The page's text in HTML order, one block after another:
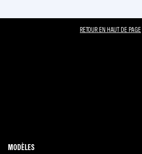
RETOUR EN HAUT DE PAGE
MODÈLES